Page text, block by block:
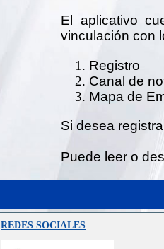
El aplicativo
vinculación con
Registro
Canal de
Mapa de
Si desea
Puede leer o
REDES SOCIALES